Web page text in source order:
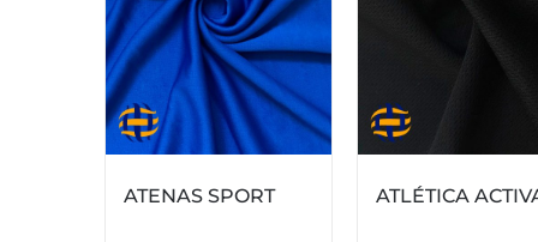
ATENAS SPORT ATLÉTICA